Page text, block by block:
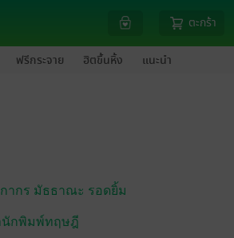
ตะกร้า
ฟรีกระจาย ฮิตขึ้นหิ้ง แนะนำ
ากร มัธธาณะ รอดยิ้ม
นักพิมพ์ทฤษฎี